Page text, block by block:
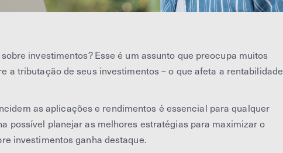
investimentos? Esse é um assunto que preocupa muitos
a tributação de seus investimentos – o que afeta a rentabilidade
as aplicações e rendimentos é essencial para qualquer
possível planejar as melhores estratégias para maximizar o
investimentos ganha destaque.